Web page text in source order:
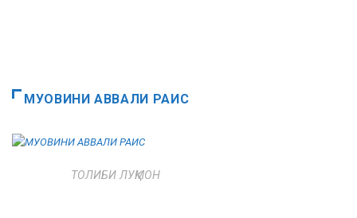
МУОВИНИ АВВАЛИ РАИС
ТОЛИБИ ЛУҚМОН